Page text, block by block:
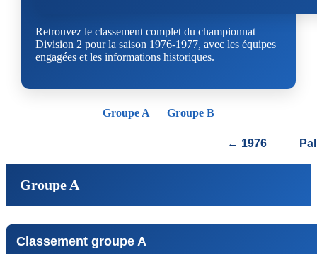
Retrouvez le classement complet du championnat
Division 2 pour la saison 1976-1977, avec les équipes
engagées et les informations historiques.
Groupe A Groupe B
← 1976
Groupe A
Classement groupe A